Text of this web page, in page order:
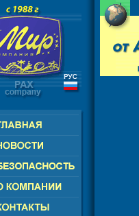
- ЕВРОПА -